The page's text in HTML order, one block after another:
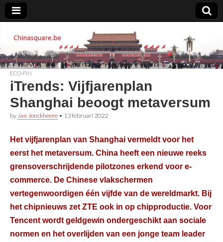
Chinasquare.be
ECO-FIN
iTrends: Vijfjarenplan
Shanghai beoogt metaversum
by Jan Jonckheere • 13 februari 2022
Het vijfjarenplan van Shanghai vermeldt voor het
eerst het metaversum. China heeft een nieuwe reeks
grensoverschrijdende pilotzones erkend voor e-
commerce. De Chinese vlakschermen
vertegenwoordigen één vijfde van de wereldmarkt. Bij
het chipnieuws zet ZTE ook in op chipproductie. Voor
Tencent wordt geldgewin ondergeschikt aan sociale
normen en het overlijden van een jonge team leader